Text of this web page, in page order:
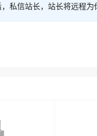
私信站长，站长将远程为